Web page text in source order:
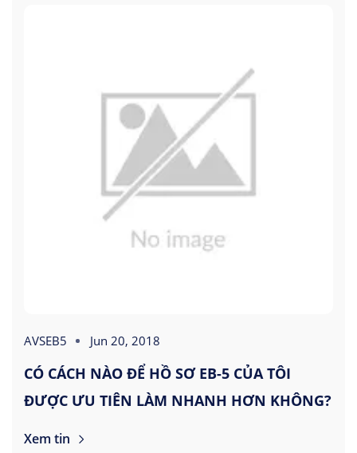
AVSEB5 Jun 20, 2018
CÓ CÁCH NÀO ĐỂ HỒ SƠ EB-5 CỦA TÔI
ĐƯỢC ƯU TIÊN LÀM NHANH HƠN KHÔNG?
Xem tin